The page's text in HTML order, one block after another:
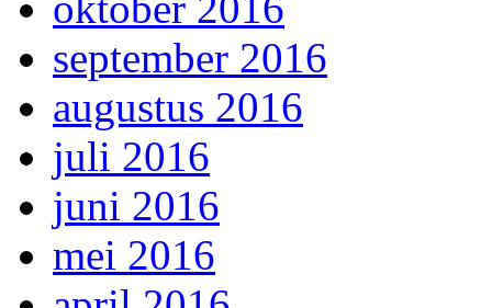
september 2016
augustus 2016
juli 2016
juni 2016
mei 2016